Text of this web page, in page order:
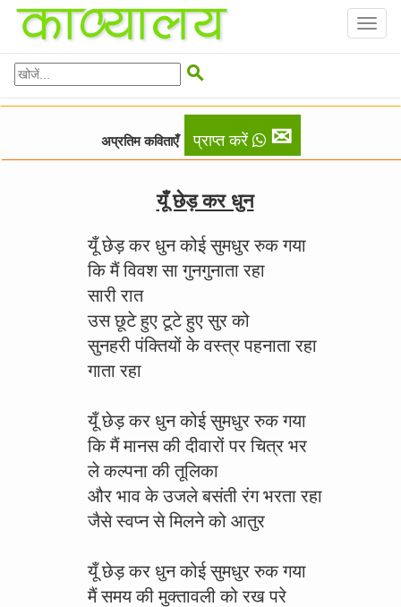

अप्रतिम कविताएँ प्राप्त करें ✉
यूँ छेड़ कर धुन
यूँ छेड़ कर धुन कोई सुमधुर रुक गया
कि मैं विवश सा गुनगुनाता रहा
सारी रात
उस छूटे हुए टूटे हुए सुर को
सुनहरी पंक्तियों के वस्त्र पहनाता रहा
गाता रहा
यूँ छेड़ कर धुन कोई सुमधुर रुक गया
कि मैं मानस की दीवारों पर चित्र भर
ले कल्पना की तूलिका
और भाव के उजले बसंती रंग भरता रहा
जैसे स्वप्न से मिलने को आतुर
यूँ छेड़ कर धुन कोई सुमधुर रुक गया
मैं समय की मुक्तावली को रख परे